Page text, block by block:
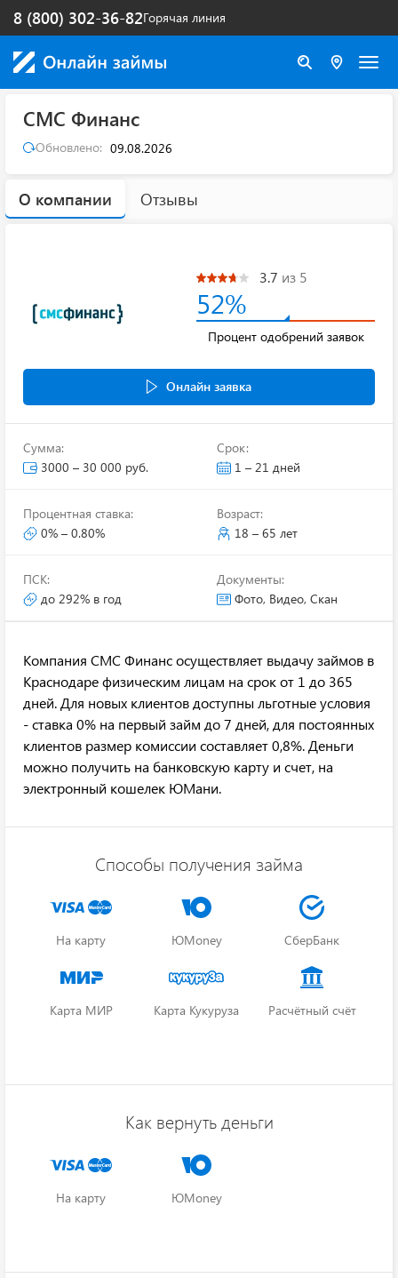
Горячая линия
8 (800) 302-36-82
СМС Финанс
Обновлено: 09.08.2026
О компании Отзывы
3.7 из 5
52%
Процент одобрений заявок
Онлайн заявка
Сумма:
3000 – 30 000 руб.
Срок:
1 – 21 дней
Процентная ставка:
0% – 0.80%
Возраст:
18 – 65 лет
ПСК:
до 292% в год
Документы:
Фото, Видео, Скан
Компания СМС Финанс осуществляет выдачу займов в
Краснодаре физическим лицам на срок от 1 до 365
дней. Для новых клиентов доступны льготные условия
- ставка 0% на первый займ до 7 дней, для постоянных
клиентов размер комиссии составляет 0,8%. Деньги
можно получить на банковскую карту и счет, на
электронный кошелек ЮМани.
Способы получения займа
На карту ЮMoney СберБанк
Карта МИР Карта Кукуруза Расчётный счёт
Как вернуть деньги
На карту ЮMoney